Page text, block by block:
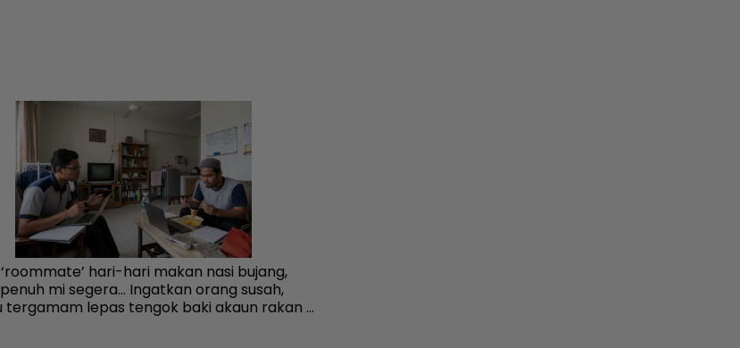
hari-hari makan nasi bujang,
mi segera... Ingatkan orang susah,
tergamam lepas tengok baki akaun rakan -